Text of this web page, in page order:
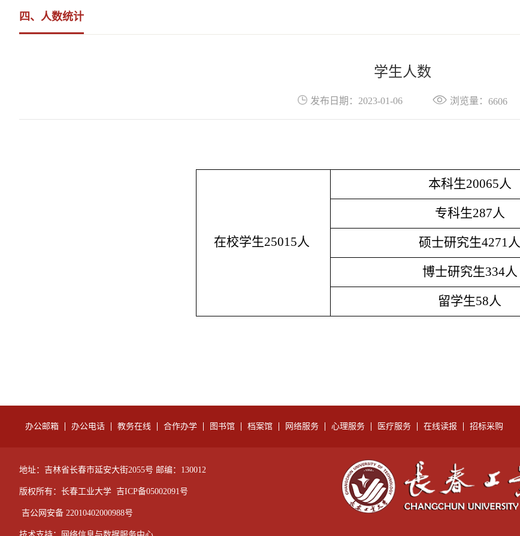
四、人数统计
学生人数
发布日期：2023-01-06 浏览量： 6606
在校学生25015人
本科生20065人
专科生287人
硕士研究生4271人
博士研究生334人
留学生58人
办公邮箱 办公电话 教务在线 合作办学 图书馆 档案馆 网络服务 心理服务 医疗服务 在线读报 招标采购
地址：吉林省长春市延安大街2055号 邮编：130012
版权所有：长春工业大学 吉ICP备05002091号
吉公网安备 22010402000988号